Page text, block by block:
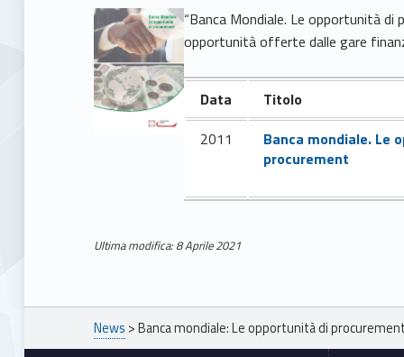
B
a
n
m
o
n
“Banca Mondiale. Le opportunità di
opportunità offerte dalle gare
Data Titolo
2011
Banca mondiale. Le
procurement
Ultima modifica: 8 Aprile 2021
Skip back to main navigation
Breadcrumbs navigation
News >Banca mondiale: Le opportunità di procurement